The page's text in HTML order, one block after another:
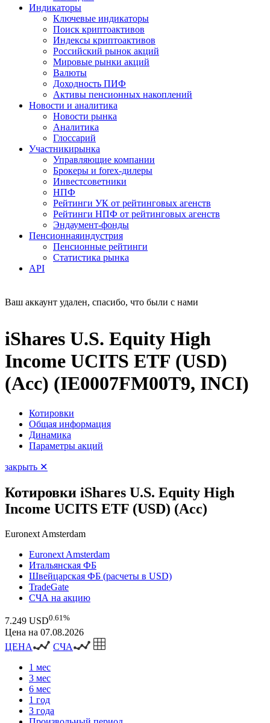
Индикаторы
Ключевые индикаторы
Поиск криптоактивов
Индексы криптоактивов
Российский рынок акций
Мировые рынки акций
Валюты
Доходность ПИФ
Активы пенсионных накоплений
Новости и аналитика
Новости рынка
Аналитика
Глоссарий
Участникирынка
Управляющие компании
Брокеры и forex-дилеры
Инвестсоветники
НПФ
Рейтинги УК от рейтинговых агенств
Рейтинги НПФ от рейтинговых агенств
Эндаумент-фонды
Пенсионнаяиндустрия
Пенсионные рейтинги
Статистика рынка
API
Ваш аккаунт удален, спасибо, что были с нами
iShares U.S. Equity High
Income UCITS ETF (USD)
(Acc) (IE0007FM00T9, INCI)
Котировки
Общая информация
Динамика
Параметры акций
закрыть ✕
Котировки iShares U.S. Equity High
Income UCITS ETF (USD) (Acc)
Euronext Amsterdam
Euronext Amsterdam
Итальянская ФБ
Швейцарская ФБ (расчеты в USD)
TradeGate
СЧА на акцию
7.249 USD0.61%
Цена на 07.08.2026
ЦЕНА
СЧА
1 мес
3 мес
6 мес
1 год
3 года